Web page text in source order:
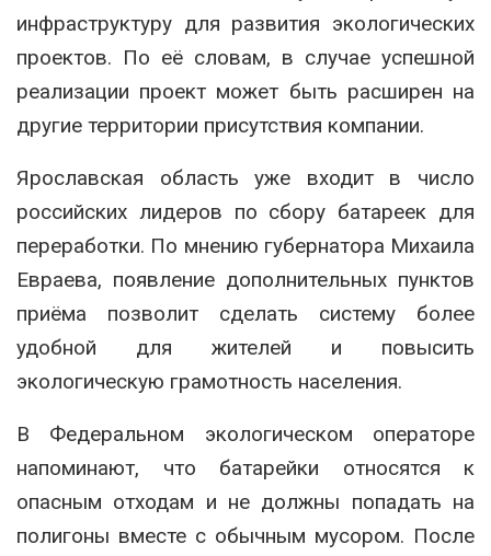
инфраструктуру для развития экологических
проектов. По её словам, в случае успешной
реализации проект может быть расширен на
другие территории присутствия компании.
Ярославская область уже входит в число
российских лидеров по сбору батареек для
переработки. По мнению губернатора Михаила
Евраева, появление дополнительных пунктов
приёма позволит сделать систему более
удобной для жителей и повысить
экологическую грамотность населения.
В Федеральном экологическом операторе
напоминают, что батарейки относятся к
опасным отходам и не должны попадать на
полигоны вместе с обычным мусором. После